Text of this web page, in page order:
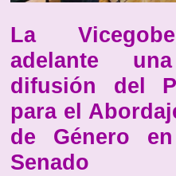
La
adelante
difusión del
para el
de Género
Senado